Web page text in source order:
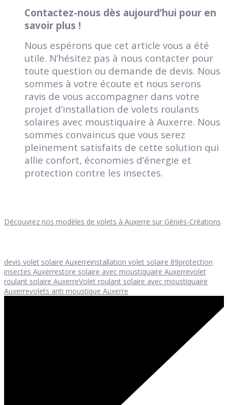
Contactez-nous dès aujourd’hui pour en
savoir plus !
Nous espérons que cet article vous a été
utile. N’hésitez pas à nous contacter pour
toute question ou demande de devis. Nous
sommes à votre écoute et nous serons
ravis de vous accompagner dans votre
projet d’installation de volets roulants
solaires avec moustiquaire à Auxerre. Nous
sommes convaincus que vous serez
pleinement satisfaits de cette solution qui
allie confort, économies d’énergie et
protection contre les insectes.
Découvrez nos modèles de volets à Auxerre sur Géniès-Créations
devis volet solaire Auxerreinstallation volet solaire 89protection
insectes Auxerrestore solaire avec moustiquaire Auxerrevolet
roulant solaire AuxerreVolet roulant solaire avec moustiquaire
Auxerrevolets anti moustique Auxerre